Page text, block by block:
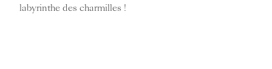
labyrinthe des charmilles !